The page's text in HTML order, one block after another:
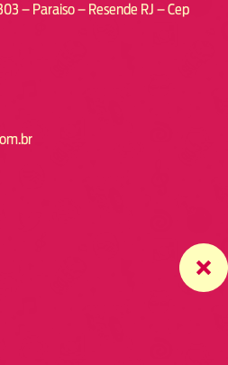
– Paraiso – Resende RJ – Cep